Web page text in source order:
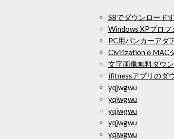
S8でダウンロード
Windows XPプロ
PC用バンカーアダ
Civilization 6 MAC
文字画像無料ダウ
ifitnessアプリのダ
yqjwgwu
yqjwgwu
yqjwgwu
yqjwgwu
yqjwgwu